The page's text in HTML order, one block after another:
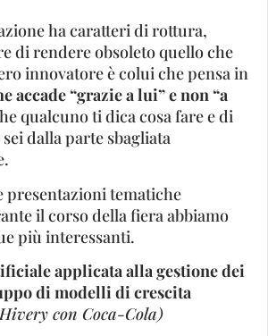
ha caratteri di rottura,
di rendere obsoleto quello che
innovatore è colui che pensa in
accade “grazie a lui” e non “a
qualcuno ti dica cosa fare e di
dalla parte sbagliata
presentazioni tematiche
il corso della fiera abbiamo
più interessanti.
applicata alla gestione dei
di modelli di crescita
con Coca-Cola)